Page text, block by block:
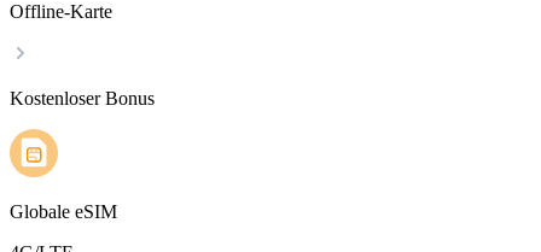
Offline-Karte
Kostenloser Bonus
Globale eSIM